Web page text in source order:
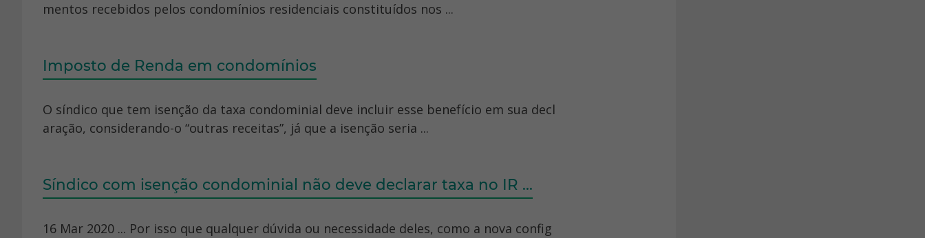
mentos recebidos pelos condomínios residenciais constituídos nos ...
Imposto de Renda em condomínios
O síndico que tem isenção da taxa condominial deve incluir esse benefício em sua decl
aração, considerando-o “outras receitas”, já que a isenção seria ...
Síndico com isenção condominial não deve declarar taxa no IR ...
16 Mar 2020 ... Por isso que qualquer dúvida ou necessidade deles, como a nova config